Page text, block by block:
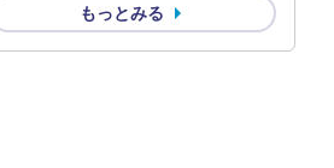
もっとみる